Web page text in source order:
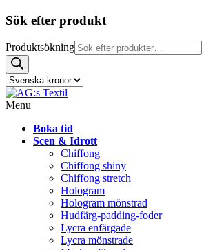
Sök efter produkt
Produktsökning
Menu
Boka tid
Scen & Idrott
Chiffong
Chiffong shiny
Chiffong stretch
Hologram
Hologram mönstrad
Hudfärg-padding-foder
Lycra enfärgade
Lycra mönstrade